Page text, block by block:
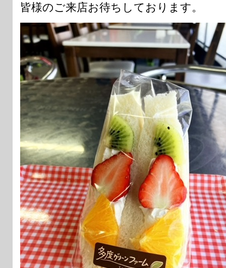
皆様のご来店お待ちしております。